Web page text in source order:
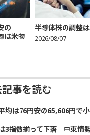
の
は米物
半導体株の調整
2026/08/07
記事を読む
平均は76円安の65,606円
は3指数揃って下落 中東情